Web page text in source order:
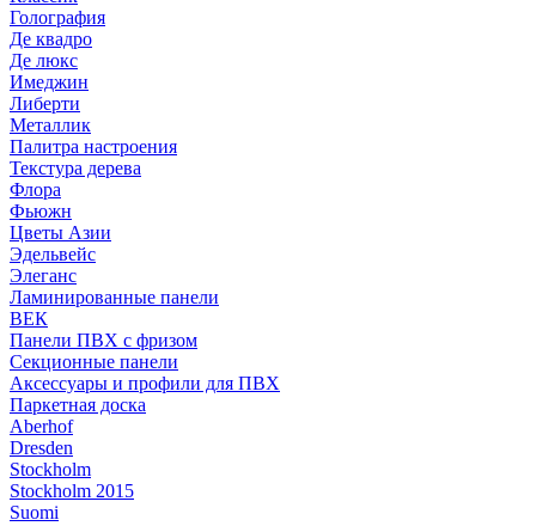
Голография
Де квадро
Де люкс
Имеджин
Либерти
Металлик
Палитра настроения
Текстура дерева
Флора
Фьюжн
Цветы Азии
Эдельвейс
Элеганс
Ламинированные панели
ВЕК
Панели ПВХ с фризом
Секционные панели
Аксессуары и профили для ПВХ
Паркетная доска
Aberhof
Dresden
Stockholm
Stockholm 2015
Suomi